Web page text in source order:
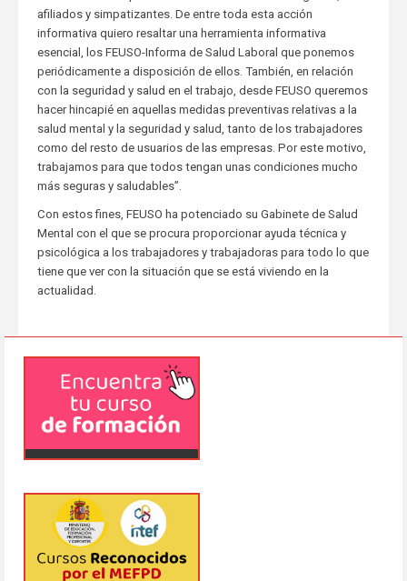
afiliados y simpatizantes. De entre toda esta acción
informativa quiero resaltar una herramienta informativa
esencial, los FEUSO-Informa de Salud Laboral que ponemos
periódicamente a disposición de ellos. También, en relación
con la seguridad y salud en el trabajo, desde FEUSO queremos
hacer hincapié en aquellas medidas preventivas relativas a la
salud mental y la seguridad y salud, tanto de los trabajadores
como del resto de usuarios de las empresas. Por este motivo,
trabajamos para que todos tengan unas condiciones mucho
más seguras y saludables”.
Con estos fines, FEUSO ha potenciado su Gabinete de Salud
Mental con el que se procura proporcionar ayuda técnica y
psicológica a los trabajadores y trabajadoras para todo lo que
tiene que ver con la situación que se está viviendo en la
actualidad.